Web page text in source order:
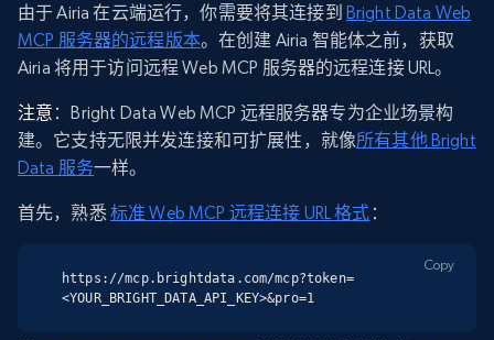
由于 Airia 在云端运行，你需要将其连接到 Bright Data Web
MCP 服务器的远程版本。在创建 Airia 智能体之前，获取
Airia 将用于访问远程 Web MCP 服务器的远程连接 URL。
注意 ：Bright Data Web MCP 远程服务器专为企业场景构
建。它支持无限并发连接和可扩展性，就像所有其他 Bright
Data 服务一样。
首先，熟悉标准 Web MCP 远程连接 URL 格式 ：
https://mcp.brightdata.com/mcp?token=
<YOUR_BRIGHT_DATA_API_KEY>&pro=1
Copy